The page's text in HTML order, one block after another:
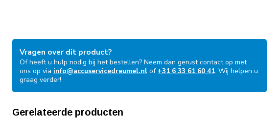
Vragen over dit product?
Of heeft u hulp nodig bij het bestellen? Neem dan gerust contact op met
ons op via info@accuservicedreumel.nl of +31 6 33 61 60 41. Wij helpen u
graag verder!
Gerelateerde producten